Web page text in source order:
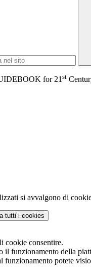
for 21st
si avvalgono di
tutti i cookies
cookie consentire.
il funzionamento della
funzionamento potete